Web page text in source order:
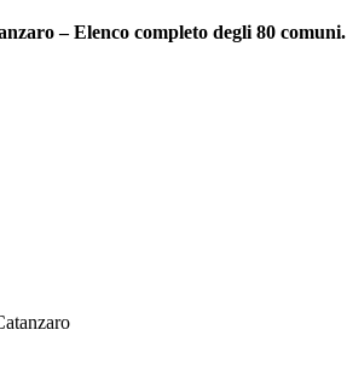
– Elenco completo degli 80 comuni.